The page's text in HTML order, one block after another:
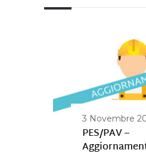
3 Novembre
PES/PAV –